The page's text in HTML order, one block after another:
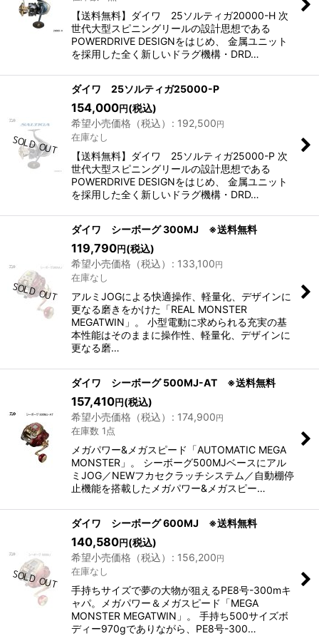
【送料無料】ダイワ 25ソルティガ20000-H 次
世代大型スピニングリールの設計思想である
POWERDRIVE DESIGNをはじめ、 金属ユニット
を採用した全く新しいドラグ機構・DRD…
ダイワ 25ソルティガ25000-P
154,000円 (税込)
希望小売価格（税込）
: 192,500 円
在庫なし
【送料無料】ダイワ 25ソルティガ25000-P 次
世代大型スピニングリールの設計思想である
POWERDRIVE DESIGNをはじめ、 金属ユニット
を採用した全く新しいドラグ機構・DRD…
ダイワ シーボーグ 300MJ ※送料無料
119,790円 (税込)
希望小売価格（税込）
: 133,100 円
在庫なし
アルミJOGによる快適操作、軽量化、デザインに
更なる磨きをかけた「REAL MONSTER
MEGATWIN」。 小型電動に求められる充実の基
本性能はそのままに操作性、軽量化、デザインに
更なる磨…
ダイワ シーボーグ 500MJ-AT ※送料無料
157,410円 (税込)
希望小売価格（税込）
: 174,900 円
在庫数 1点
メガパワー&メガスピード「AUTOMATIC MEGA
MONSTER」。 シーボーグ500MJベースにアル
ミJOG／NEWフカセクラッチシステム／自動棚停
止機能を搭載したメガパワー&メガスピー…
ダイワ シーボーグ 600MJ ※送料無料
140,580円 (税込)
希望小売価格（税込）
: 156,200 円
在庫なし
手持ちサイズで夢の大物が狙えるPE8号-300mキ
ャパ。メガパワー＆メガスピード「MEGA
MONSTER MEGATWIN」。 手持ち500サイズボ
ディー970gでありながら、PE8号-300…